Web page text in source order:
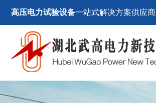
高压电力试验设备一站式解决方案供应商